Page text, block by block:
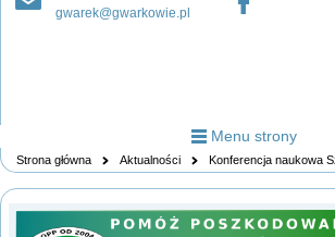
gwarek@gwarkowie.pl
Menu strony
Strona główna Aktualności Konferencja naukowa